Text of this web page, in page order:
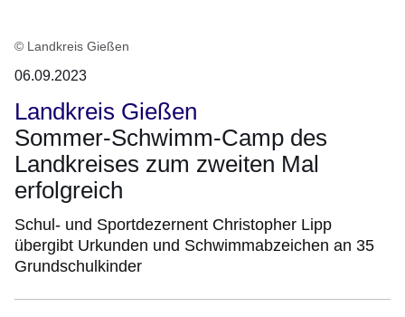
© Landkreis Gießen
06.09.2023
Landkreis Gießen
Sommer-Schwimm-Camp des
Landkreises zum zweiten Mal
erfolgreich
Schul- und Sportdezernent Christopher Lipp
übergibt Urkunden und Schwimmabzeichen an 35
Grundschulkinder